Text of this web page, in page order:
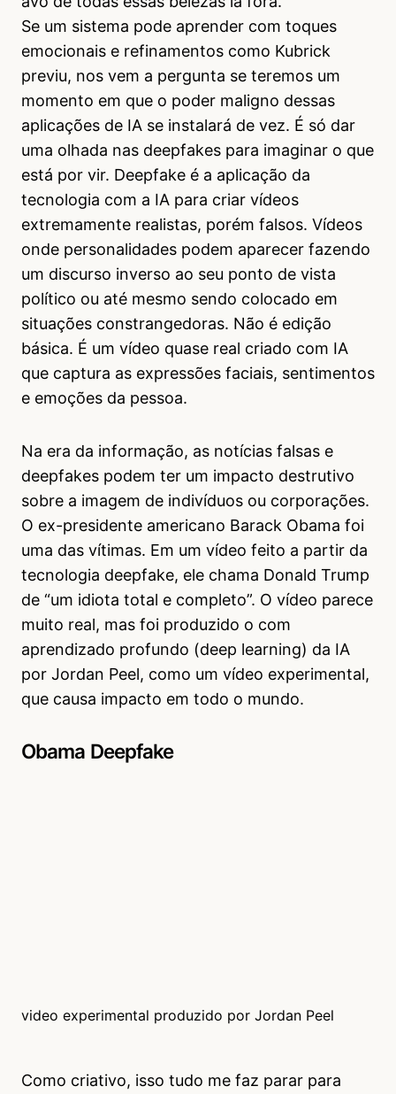
Se um sistema pode aprender com toques
emocionais e refinamentos como Kubrick
previu, nos vem a pergunta se teremos um
momento em que o poder maligno dessas
aplicações de IA se instalará de vez. É só dar
uma olhada nas deepfakes para imaginar o que
está por vir. Deepfake é a aplicação da
tecnologia com a IA para criar vídeos
extremamente realistas, porém falsos. Vídeos
onde personalidades podem aparecer fazendo
um discurso inverso ao seu ponto de vista
político ou até mesmo sendo colocado em
situações constrangedoras. Não é edição
básica. É um vídeo quase real criado com IA
que captura as expressões faciais, sentimentos
e emoções da pessoa.
Na era da informação, as notícias falsas e
deepfakes podem ter um impacto destrutivo
sobre a imagem de indivíduos ou corporações.
O ex-presidente americano Barack Obama foi
uma das vítimas. Em um vídeo feito a partir da
tecnologia deepfake, ele chama Donald Trump
de “um idiota total e completo”. O vídeo parece
muito real, mas foi produzido o com
aprendizado profundo (deep learning) da IA
por Jordan Peel, como um vídeo experimental,
que causa impacto em todo o mundo.
Obama Deepfake
video experimental produzido por Jordan Peel
Como criativo, isso tudo me faz parar para